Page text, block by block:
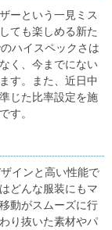
ーという一見ミス
ても楽しめる新た
ハイスペックさは
く、今までにない
す。また、近日中
じた比率設定を施
す。
インと高い性能で
どんな服装にもマ
動がスムーズに行
り抜いた素材やパ